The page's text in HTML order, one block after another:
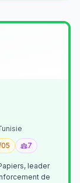
7
leader
de